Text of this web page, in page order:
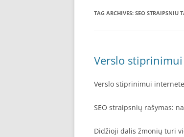
TAG ARCHIVES: SEO STRAIPSNIU
Verslo
Verslo stiprinimui
SEO straipsnių rašymas:
Didžioji dalis žmonių turi